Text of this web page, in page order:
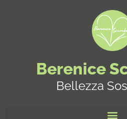
Berenice
Bellezza